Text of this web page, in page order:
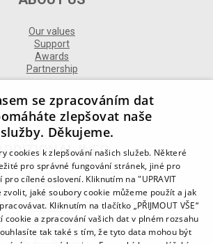
Our values
Support
Awards
Partnership
INFO
Contact
Our Divisions
Our Offices
Privacy Policy
terms & conditions
se zpracováním dat
zlepšovat naše
služby. Děkujeme.
cookies k zlepšování našich služeb. Některé
pro správné fungování stránek, jiné pro
cílené oslovení. Kliknutím na "UPRAVIT
zvolit, jaké soubory cookie můžeme použít a jak
Kliknutím na tlačítko „PŘIJMOUT VŠE“
cookie a zpracování vašich dat v plném rozsahu
tak také s tím, že tyto data mohou být